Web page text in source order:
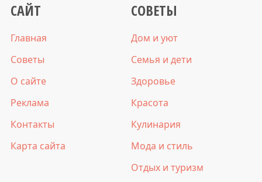
САЙТ
Главная
Советы
О сайте
Реклама
Контакты
Карта сайта
СОВЕТЫ
Дом и уют
Семья и дети
Здоровье
Красота
Кулинария
Мода и стиль
Отдых и туризм